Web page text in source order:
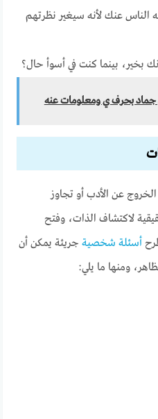
عنك لأنه سيغير نظرتهم
بخير، بينما كنت في أسوأ حال؟
جماد بحرف ي ومعلومات عنه
الخروج عن الأدب أو تجاوز
لاكتشاف الذات، وفتح
أسئلة شخصية جريئة يمكن أن
ومنها ما يلي: